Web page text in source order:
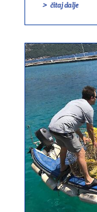
čitaj dalje